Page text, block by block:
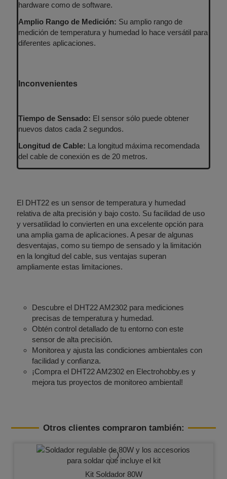
hardware como de software.
Amplio Rango de Medición: Su amplio rango de
medición de temperatura y humedad lo hace versátil para
diferentes aplicaciones.
Inconvenientes
Tiempo de Sensado: El sensor sólo puede obtener
nuevos datos cada 2 segundos.
Longitud de Cable: La longitud máxima recomendada
del cable de conexión es de 20 metros.
El DHT22 es un sensor de temperatura y humedad
relativa de alta precisión y bajo costo. Su facilidad de uso
y versatilidad lo convierten en una excelente opción para
una amplia gama de aplicaciones. A pesar de algunas
desventajas, como su tiempo de sensado y la limitación
en la longitud del cable, sus ventajas superan
ampliamente estas limitaciones.
Descubre el DHT22 AM2302 para mediciones
precisas de temperatura y humedad.
Obtén control detallado de tu entorno con este
sensor de alta precisión.
Monitorea y ajusta las condiciones ambientales con
facilidad y confianza.
¡Compra el DHT22 AM2302 en Electrohobby.es y
mejora tus proyectos de monitoreo ambiental!
Otros clientes compraron también:
Kit Soldador 80W